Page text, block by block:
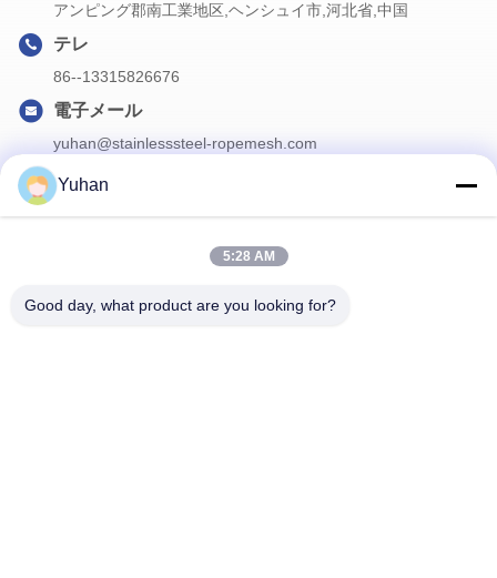
アンピング郡南工業地区,ヘンシュイ市,河北省,中国
テレ
86--13315826676
電子メール
yuhan@stainlesssteel-ropemesh.com
私たちのニュースレター
ニュースレターを購読して、割引などを入手してください。
Yuhan
5:28 AM
Good day, what product are you looking for?